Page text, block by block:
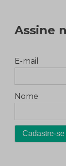
Assine
E-mail
Nome